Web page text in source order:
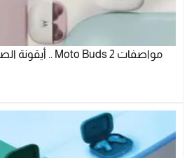
مواصفات Moto Buds 2 .. أيقونة الصوت بذكاء اصطناعي